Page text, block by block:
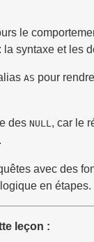
le
la syntaxe et les
AS pour
des NULL, car le
.
avec des
en étapes.
leçon :